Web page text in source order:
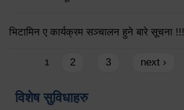
भिटामिन ए कार्यक्रम सञ्चालन हुने बारे सूचना !!!
Pages
1 2 3 next ›
विशेष सुविधाहरु